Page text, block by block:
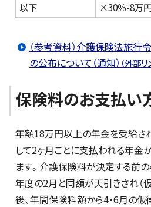
以下
×30％-8万
（参考資料）介護保険法施行
の公布について（通知） （外部リ
保険料のお支払い
年額18万円以上の年金を受給さ
して2ヶ月ごとに支払われる年金
ます。介護保険料が決定する前
年度の2月と同額が天引きされ（
後、年間保険料額から4・6月の